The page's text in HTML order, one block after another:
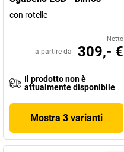
con rotelle
Netto
a partire da 309,- €
Il prodotto non è
attualmente disponibile
Mostra 3 varianti